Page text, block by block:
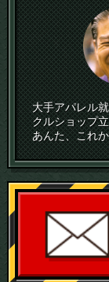
大手アパレル
クルショップ
あんた、これ